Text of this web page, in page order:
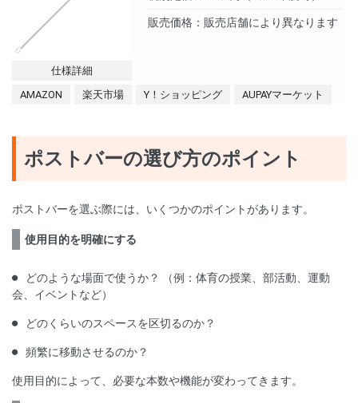
仕様詳細
販売価格：販売店舗により異なります
AMAZON 楽天市場 Y！ショッピング AUPAYマーケット
ポストバーの選び方のポイント
ポストバーを選ぶ際には、いくつかのポイントがあります。
使用目的を明確にする
どのような場面で使うか？ （例：体育の授業、部活動、運動
会、イベントなど）
どのくらいのスペースを区切るのか？
頻繁に移動させるのか？
使用目的によって、必要な本数や機能が変わってきます。